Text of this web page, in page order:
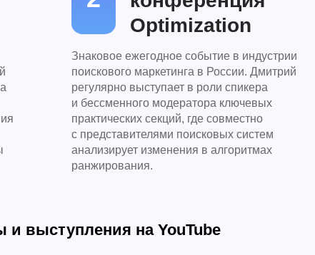
Optimization
Знаковое ежегодное событие в индустрии
поискового маркетинга в России. Дмитрий
регулярно выступает в роли спикера
и бессменного модератора ключевых
практических секций, где совместно
с представителями поисковых систем
анализирует изменения в алгоритмах
ранжирования.
выступления на YouTube